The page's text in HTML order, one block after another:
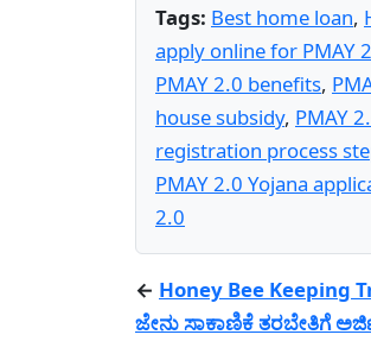
Tags: Best home loan,
apply online for PMAY
PMAY 2.0 benefits,
house subsidy, PMAY
registration process
PMAY 2.0 Yojana
2.0
← Honey Bee Keeping
ಜೇನು ಸಾಕಾಣಿಕೆ ತರಬೇತಿಗೆ